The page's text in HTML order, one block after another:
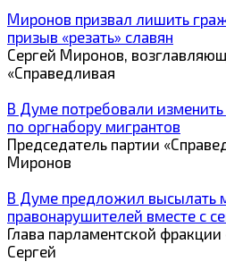
Миронов призвал лишить
призыв «резать» славян
Сергей Миронов,
«Справедливая
В Думе потребовали
по оргнабору мигрантов
Председатель партии
Миронов
В Думе предложил высылать
правонарушителей вместе с
Глава парламентской
Сергей